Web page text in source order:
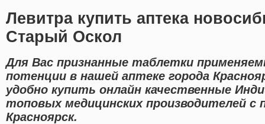
Левитра купить аптека
Старый Оскол
Для Вас признанные таблетки
потенции в нашей аптеке города
удобно купить онлайн качественные
топовых медицинских производителей с
Красноярск.